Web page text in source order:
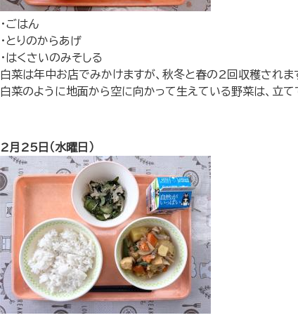
・ごはん
・とりのからあげ
・はくさいのみそしる
白菜は年中お店でみかけますが、秋冬と春の2回収穫されま
白菜のように地面から空に向かって生えている野菜は、立て
2月25日（水曜日）